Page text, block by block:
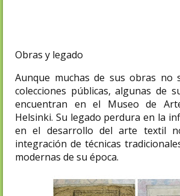
Obras y legado
Aunque muchas de sus obras no
colecciones públicas, algunas de
encuentran en el Museo de
Helsinki. Su legado perdura en la
en el desarrollo del arte textil
integración de técnicas
modernas de su época.